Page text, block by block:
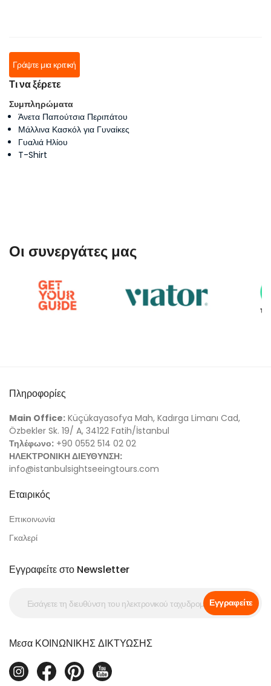
Γράψτε μια κριτική
Τι να ξέρετε
Συμπληρώματα
Άνετα Παπούτσια Περιπάτου
Μάλλινα Κασκόλ για Γυναίκες
Γυαλιά Ηλίου
T-Shirt
Οι συνεργάτες μας
Πληροφορίες
Main Office: Küçükayasofya Mah, Kadırga Limanı Cad,
Özbekler Sk. 19/ A, 34122 Fatih/İstanbul
Τηλέφωνο: +90 0552 514 02 02
ΗΛΕΚΤΡΟΝΙΚΗ ΔΙΕΥΘΥΝΣΗ:
info@istanbulsightseeingtours.com
Εταιρικός
Επικοινωνία
Γκαλερί
Εγγραφείτε στο Newsletter
Εγγραφείτε
Μεσα ΚΟΙΝΩΝΙΚΗΣ ΔΙΚΤΥΩΣΗΣ